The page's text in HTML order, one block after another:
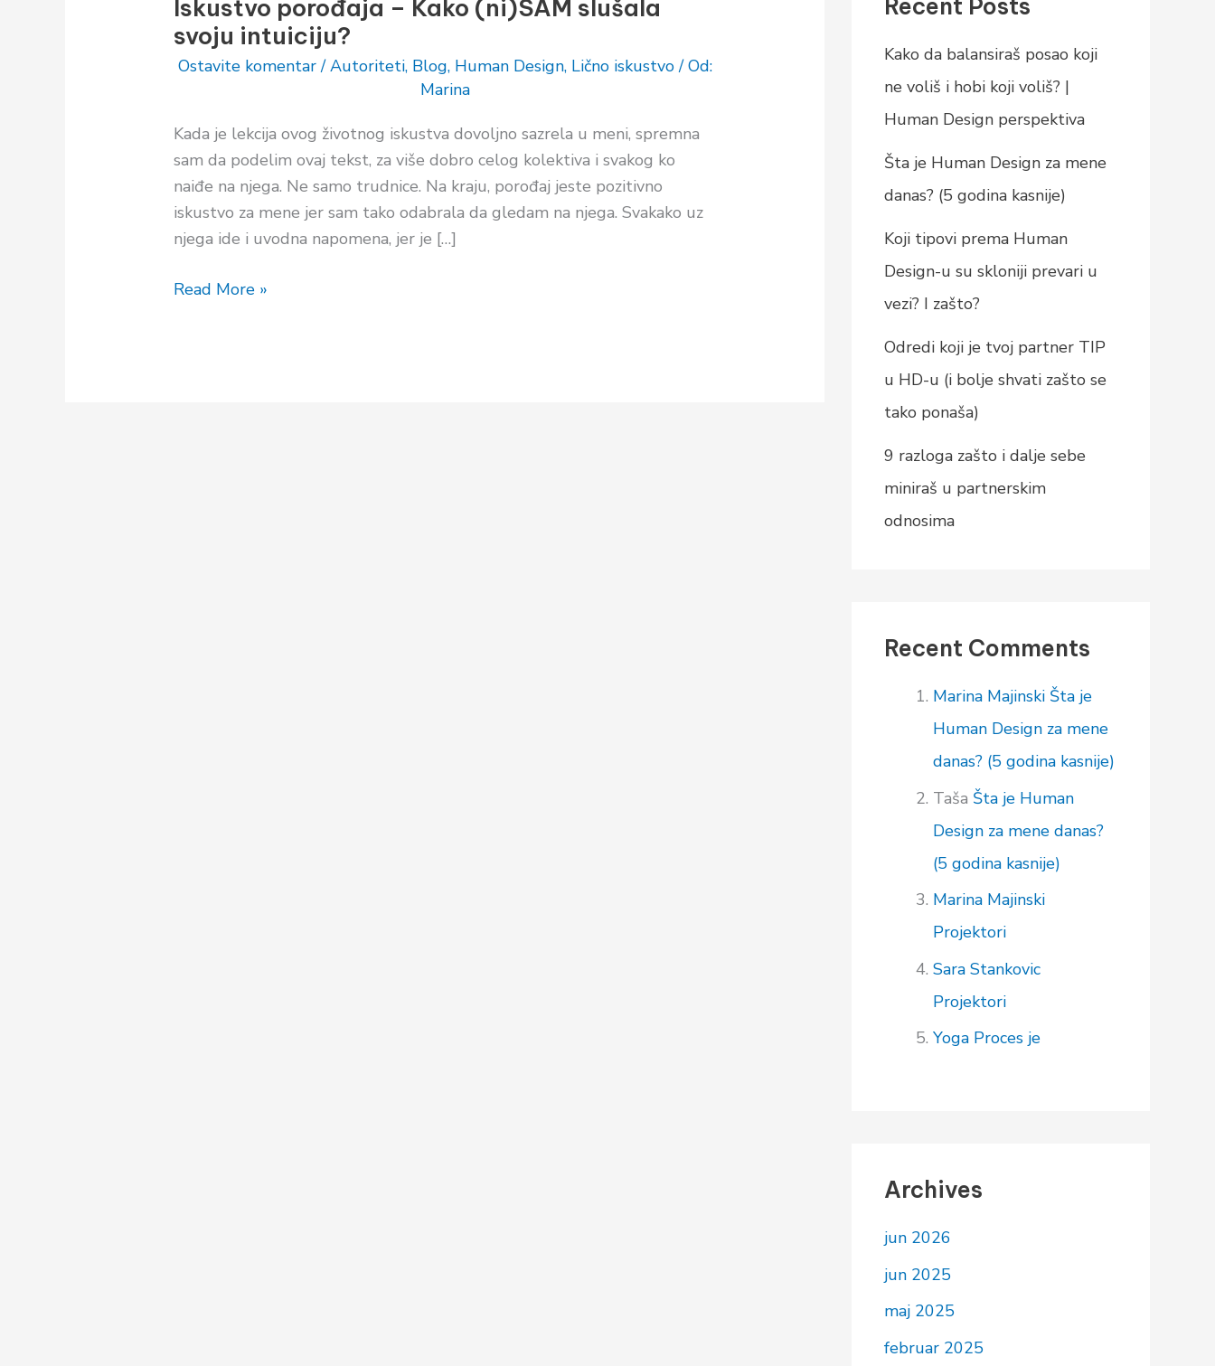
Iskustvo porođaja – Kako (ni)SAM slušala
svoju intuiciju?
Ostavite komentar /Autoriteti, Blog, Human Design, Lično iskustvo/ Od:
Marina
Kada je lekcija ovog životnog iskustva dovoljno sazrela u meni, spremna
sam da podelim ovaj tekst, za više dobro celog kolektiva i svakog ko
naiđe na njega. Ne samo trudnice. Na kraju, porođaj jeste pozitivno
iskustvo za mene jer sam tako odabrala da gledam na njega. Svakako uz
njega ide i uvodna napomena, jer je […]
–
Kako
(ni)SAM
intuiciju?
Read More »
Recent Posts
Kako da balansiraš posao koji
ne voliš i hobi koji voliš? |
Human Design perspektiva
Šta je Human Design za mene
danas? (5 godina kasnije)
Koji tipovi prema Human
Design-u su skloniji prevari u
vezi? I zašto?
Odredi koji je tvoj partner TIP
u HD-u (i bolje shvati zašto se
tako ponaša)
9 razloga zašto i dalje sebe
miniraš u partnerskim
odnosima
Recent Comments
Marina Majinski Šta je
Human Design za mene
danas? (5 godina kasnije)
Taša Šta je Human
Design za mene danas?
(5 godina kasnije)
Marina Majinski
Projektori
Sara Stankovic
Projektori
Yoga Proces je
Archives
jun 2026
jun 2025
maj 2025
februar 2025